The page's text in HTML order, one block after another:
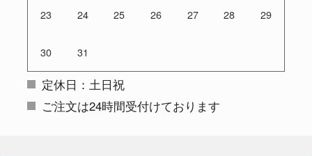
23 24 25 26 27 28 29
30 31
定休日：土日祝
ご注文は24時間受付けております